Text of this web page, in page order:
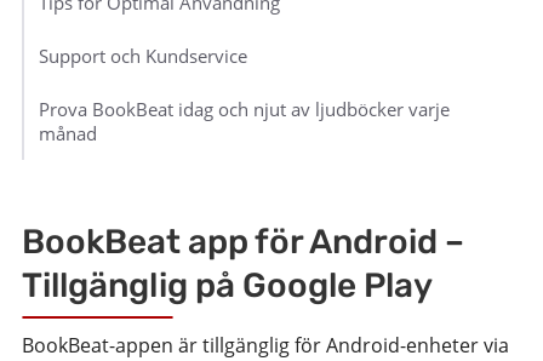
Support och Kundservice
Prova BookBeat idag och njut av ljudböcker varje
månad
BookBeat app för Android –
Tillgänglig på Google Play
BookBeat-appen är tillgänglig för Android-enheter via